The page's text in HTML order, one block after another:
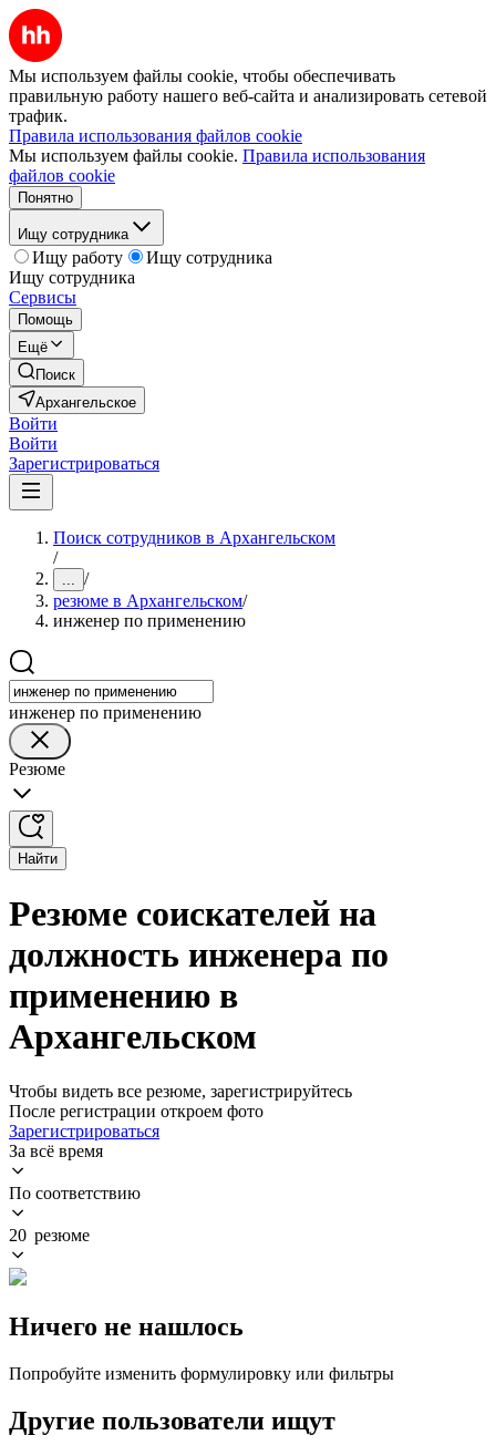
Мы используем файлы cookie, чтобы обеспечивать
правильную работу нашего веб-сайта и анализировать сетевой
трафик.
Правила использования файлов cookie
Мы используем файлы cookie. Правила использования
файлов cookie
Понятно
Ищу сотрудника
Ищу работу
Ищу сотрудника
Ищу сотрудника
Сервисы
Помощь
Ещё
Поиск
Архангельское
Войти
Войти
Зарегистрироваться
Поиск сотрудников в Архангельском
/
... /
резюме в Архангельском/
инженер по применению
инженер по применению
Резюме
Найти
Резюме соискателей на
должность инженера по
применению в
Архангельском
Чтобы видеть все резюме, зарегистрируйтесь
После регистрации откроем фото
Зарегистрироваться
За всё время
По соответствию
20 резюме
Ничего не нашлось
Попробуйте изменить формулировку или фильтры
Другие пользователи ищут